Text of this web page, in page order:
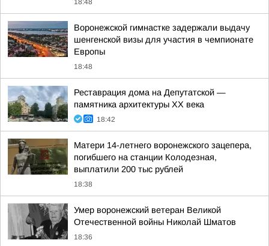
18:48
Воронежской гимнастке задержали выдачу
шенгенской визы для участия в чемпионате
Европы
18:48
Реставрация дома на Депутатской —
памятника архитектуры ХХ века
18:42
Матери 14-летнего воронежского зацепера,
погибшего на станции Колодезная,
выплатили 200 тыс рублей
18:38
Умер воронежский ветеран Великой
Отечественной войны Николай Шматов
18:36